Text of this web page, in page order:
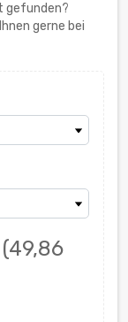
gefunden?
gerne bei
(49,86